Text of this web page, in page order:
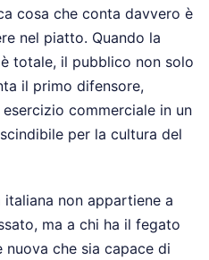
cosa che conta davvero è
nel piatto. Quando la
totale, il pubblico non solo
il primo difensore,
commerciale in un
per la cultura del
non appartiene a
ma a chi ha il fegato
che sia capace di